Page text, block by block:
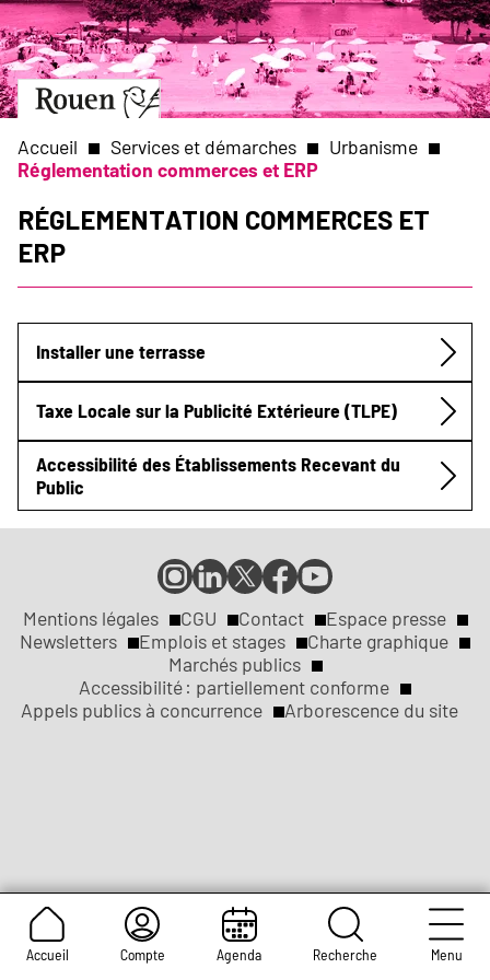
Aller
au
contenu
principal
Aller
à
page
d’accueil
Slide
1
of
1
Accueil Compte Agenda Recherche Menu
Fil
d'Ariane
Accueil Services et démarches
Urbanisme
Réglementation commerces et ERP
Réglementation commerces et
ERP
Submenu
Installer une terrasse
Taxe Locale sur la Publicité Extérieure (TLPE)
Accessibilité des Établissements Recevant du
Public
Réseaux
sociaux
Compte
Instagram
de
la
ville
de
Rouen
Compte
LinkedIn
de
la
ville
de
Rouen
Compte
X
de
la
ville
de
Rouen
Page
Facebook
de
la
ville
de
Rouen
Page
YouTube
de
la
ville
de
Rouen
Liens
légaux
Mentions légales CGU Contact
Espace presse
Newsletters
Emplois et stages
Charte graphique
Marchés publics
Accessibilité : partiellement conforme
Appels publics à concurrence
Arborescence du site